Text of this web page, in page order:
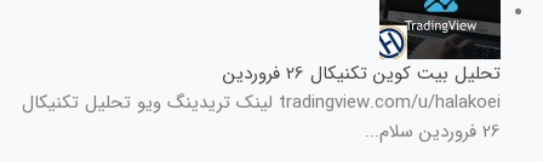
تحلیل بیت کوین تکنیکال 26 فروردین
tradingview.com/u/halakoei لینک تریدینگ ویو تحلیل تکنیکال
26 فروردین سلام...